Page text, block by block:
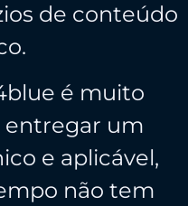
de conteúdo
é muito
entregar um
e aplicável,
não tem